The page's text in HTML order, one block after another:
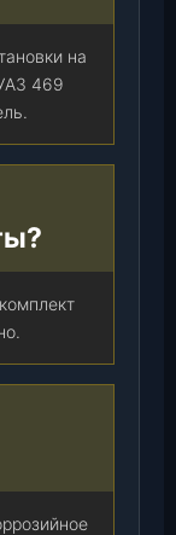
на
469